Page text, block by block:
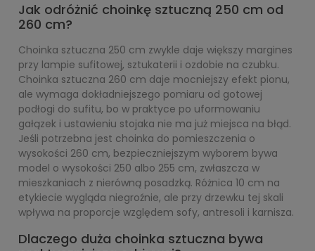
Jak odróżnić choinkę sztuczną 250 cm od
260 cm?
Choinka sztuczna 250 cm zwykle daje większy margines
przy lampie sufitowej, sztukaterii i ozdobie na czubku.
Choinka sztuczna 260 cm daje mocniejszy efekt pionu,
ale wymaga dokładniejszego pomiaru od gotowej
podłogi do sufitu, bo w praktyce po uformowaniu
gałązek i ustawieniu stojaka nie ma już miejsca na błąd.
Jeśli potrzebna jest choinka do pomieszczenia o
wysokości 260 cm, bezpieczniejszym wyborem bywa
model o wysokości 250 albo 255 cm, zwłaszcza w
mieszkaniach z nierówną posadzką. Różnica 10 cm na
etykiecie wygląda niegroźnie, ale przy drzewku tej skali
wpływa na proporcje względem sofy, antresoli i karnisza.
Dlaczego duża choinka sztuczna bywa